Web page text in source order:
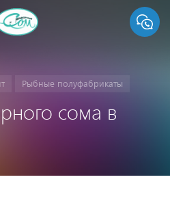
Рыбные полуфабрикаты
сома в